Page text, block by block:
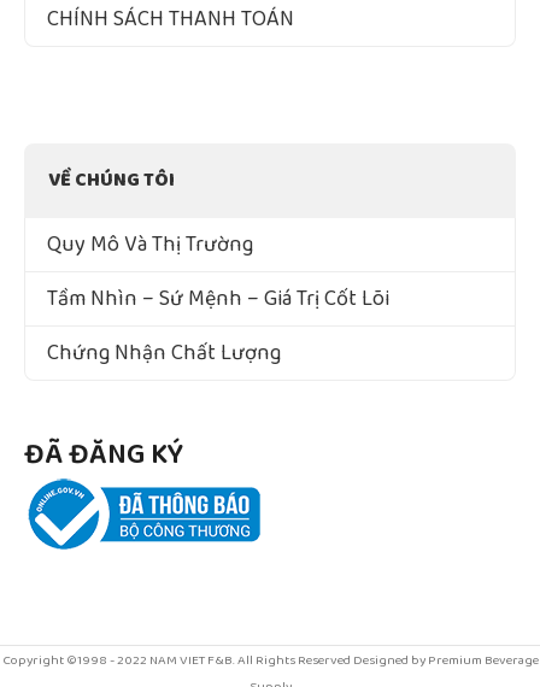
CHÍNH SÁCH THANH TOÁN
VỀ CHÚNG TÔI
Quy Mô Và Thị Trường
Tầm Nhìn – Sứ Mệnh – Giá Trị Cốt Lõi
Chứng Nhận Chất Lượng
ĐÃ ĐĂNG KÝ
Copyright ©1998 - 2022 NAM VIET F&B. All Rights Reserved Designed by Premium Beverage